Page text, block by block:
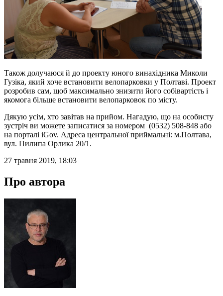
Також долучаюся й до проекту юного винахідника Миколи
Гузіка, який хоче встановити велопарковки у Полтаві. Проект
розробив сам, щоб максимально знизити його собівартість і
якомога більше встановити велопарковок по місту.
Дякую усім, хто завітав на прийом. Нагадую, що на особисту
зустріч ви можете записатися за номером (0532) 508-848 або
на порталі iGov. Адреса центральної приймальні: м.Полтава,
вул. Пилипа Орлика 20/1.
27 травня 2019, 18:03
Про автора